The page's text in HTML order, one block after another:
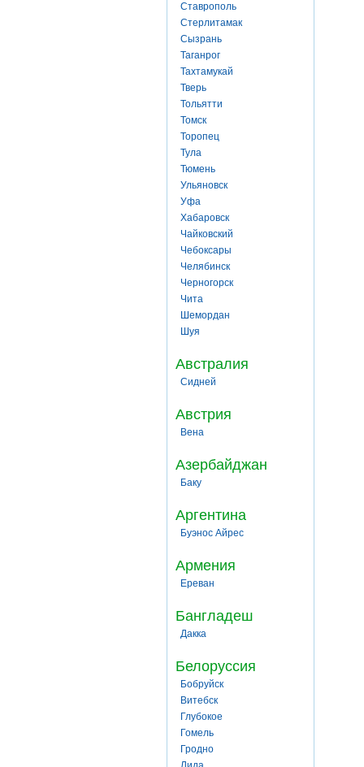
Ставрополь
Стерлитамак
Сызрань
Таганрог
Тахтамукай
Тверь
Тольятти
Томск
Торопец
Тула
Тюмень
Ульяновск
Уфа
Хабаровск
Чайковский
Чебоксары
Челябинск
Черногорск
Чита
Шемордан
Шуя
Австралия
Сидней
Австрия
Вена
Азербайджан
Баку
Аргентина
Буэнос Айрес
Армения
Ереван
Бангладеш
Дакка
Белоруссия
Бобруйск
Витебск
Глубокое
Гомель
Гродно